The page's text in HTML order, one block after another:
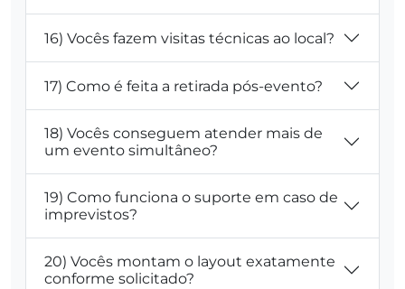
16) Vocês fazem visitas técnicas ao local?
17) Como é feita a retirada pós-evento?
18) Vocês conseguem atender mais de
um evento simultâneo?
19) Como funciona o suporte em caso de
imprevistos?
20) Vocês montam o layout exatamente
conforme solicitado?